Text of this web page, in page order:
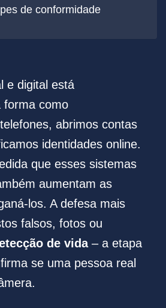
de conformidade
e digital está
forma como
abrimos contas
identidades online.
que esses sistemas
aumentam as
los. A defesa mais
falsos, fotos ou
de vida– a etapa
se uma pessoa real